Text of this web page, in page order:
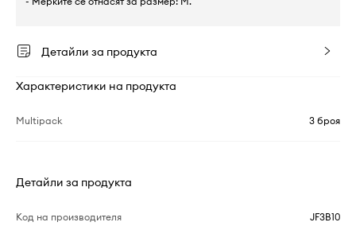
Детайли за продукта
Характеристики на продукта
Multipack 3 броя
Детайли за продукта
Код на производителя JF3B10